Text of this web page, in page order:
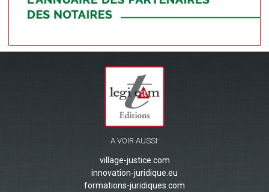
A VOIR AUSSI:
village-justice.com
innovation-juridique.eu
formations-juridiques.com